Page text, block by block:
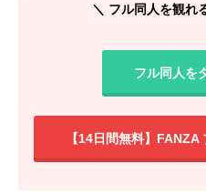
＼ フル同人を観れ
フル同人を
【14日間無料】